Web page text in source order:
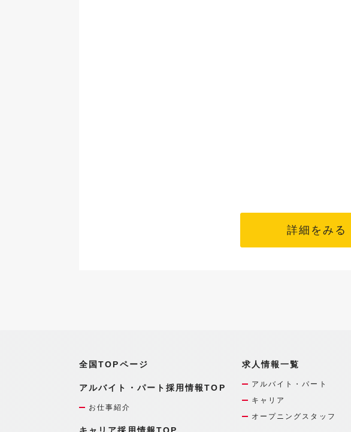
詳細をみる
全国TOPページ
アルバイト・パート採用情報TOP
お仕事紹介
キャリア採用情報TOP
求人情報一覧
アルバイト・パート
キャリア
オープニングスタッフ